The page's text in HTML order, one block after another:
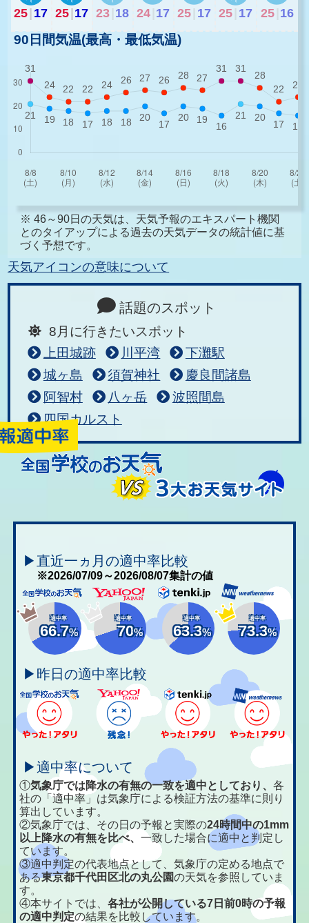
25| 17 25|17 23 18 24 17 25 17 25 17 25 16
90日間気温(最高・最低気温)
※ 46～90日の天気は、天気予報のエキスパート機関
とのタイアップによる過去の天気データの統計値に基
づく予想です。
天気アイコンの意味について
話題のスポット
8月に行きたいスポット
上田城跡
川平湾
下灘駅
城ヶ島
須賀神社
慶良間諸島
阿智村
八ヶ岳
波照間島
四国カルスト
▶直近一ヵ月の適中率比較
※2026/07/09～2026/08/07集計の値
適中率
66.7%
適中率
70%
適中率
63.3%
適中率
73.3%
▶昨日の適中率比較
▶適中率について
①気象庁では降水の有無の一致を適中としており、各
社の「適中率」は気象庁による検証方法の基準に則り
算出しています。
②気象庁では、その日の予報と実際の24時間中の1mm
以上降水の有無を比べ、一致した場合に適中と判定し
ています。
③適中判定の代表地点として、気象庁の定める地点で
ある東京都千代田区北の丸公園の天気を参照していま
す。
④本サイトでは、各社が公開している7日前0時の予報
の適中判定の結果を比較しています。